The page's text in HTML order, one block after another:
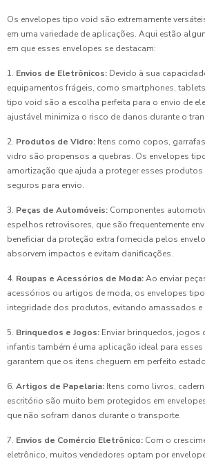
Os envelopes tipo void são extremamente
em uma variedade de aplicações. Aqui estão
em que esses envelopes se destacam:
1. Envios de Eletrônicos: Devido à sua
equipamentos frágeis, como smartphones,
tipo void são a escolha perfeita para o envio de
ajustável minimiza o risco de danos durante o
2. Produtos de Vidro: Itens como copos,
vidro são propensos a quebras. Os envelopes
amortização que ajuda a proteger esses
seguros para envio.
3. Peças de Automóveis: Componentes
espelhos retrovisores, que são frequentemente
beneficiar da proteção extra fornecida pelos
absorvem impactos e evitam danificações.
4. Roupas e Acessórios de Moda:Ao enviar
acessórios ou artigos de moda, os envelopes
integridade dos produtos, evitando amassados e
5. Brinquedos e Jogos: Enviar brinquedos, jogos
infantis também é uma aplicação ideal para esses
garantem que os itens cheguem em perfeito
6. Artigos de Papelaria: Itens como livros,
escritório são muito bem protegidos em
que não sofram danos durante o transporte.
7. Envios de Comércio Eletrônico: Com o
eletrônico, muitos vendedores optam por